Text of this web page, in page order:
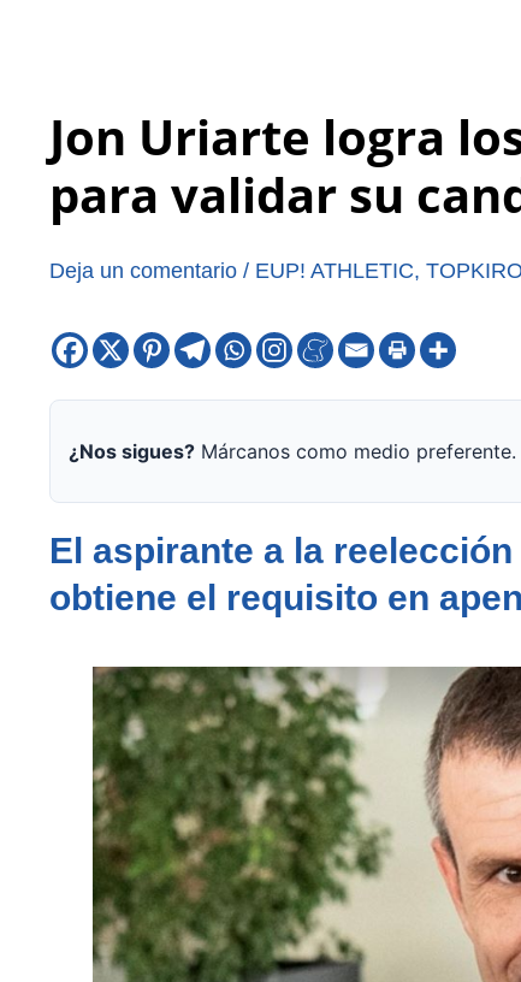
Jon Uriarte logra
para validar su
Deja un comentario / EUP! ATHLETIC,
¿Nos sigues?Márcanos como medio preferente.
El aspirante a la
obtiene el requisito en